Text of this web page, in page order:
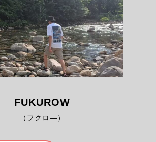
FUKUROW
（フクロ―）